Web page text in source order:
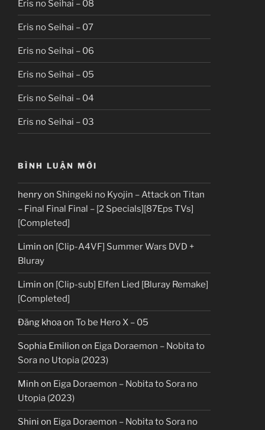
Eris no Seihai – 08
Eris no Seihai – 07
Eris no Seihai – 06
Eris no Seihai – 05
Eris no Seihai – 04
Eris no Seihai – 03
BÌNH LUẬN MỚI
henryon Shingeki no Kyojin – Attack on Titan
– Final Final Final – [2 Specials][87Eps TVs]
[Completed]
Limin on [Clip-A4VF] Summer Wars DVD +
Bluray
Limin on [Clip-sub] Elfen Lied [Bluray Remake]
[Completed]
Đăng khoaon To be Hero X – 05
Sophia Emilion on Eiga Doraemon – Nobita to
Sora no Utopia (2023)
Minh on Eiga Doraemon – Nobita to Sora no
Utopia (2023)
Shini on Eiga Doraemon – Nobita to Sora no